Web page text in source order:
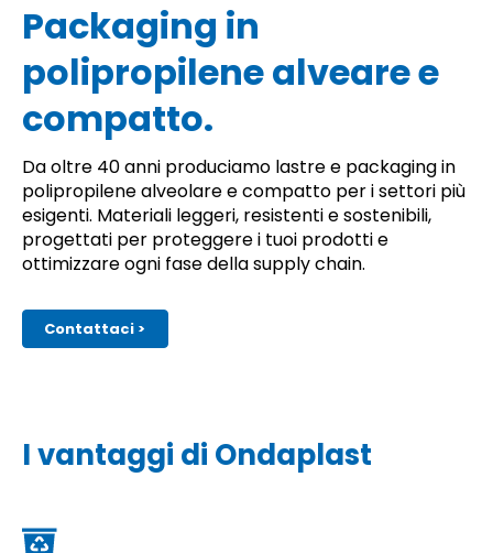
Packaging in
polipropilene alveare e
compatto.
Da oltre 40 anni produciamo lastre e packaging in
polipropilene alveolare e compatto per i settori più
esigenti. Materiali leggeri, resistenti e sostenibili,
progettati per proteggere i tuoi prodotti e
ottimizzare ogni fase della supply chain.
Contattaci >
I vantaggi di Ondaplast